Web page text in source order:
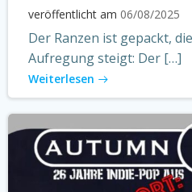
veröffentlicht am 06/08/2025
Der Ranzen ist gepackt,
Aufregung steigt: Der […]
Weiterlesen